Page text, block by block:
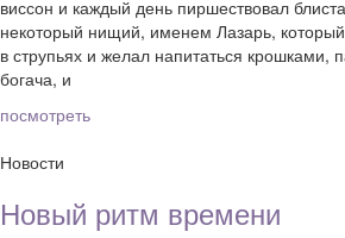
виссон и каждый день пиршествовал
некоторый нищий, именем Лазарь,
в струпьях и желал напитаться
богача, и
посмотреть
Новости
Новый ритм времени